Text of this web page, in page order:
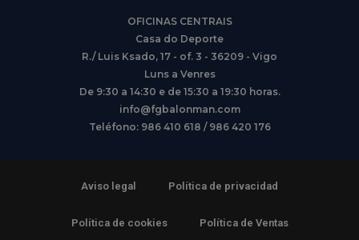
OFICINAS CENTRAIS
Casa do Deporte
R./ Luis Ksado, 17 - of. 3 - 36209 - Vigo
Luns a Venres
De 9:30 a 14:30 e de 15:30 a 19:30 horas.
info@fgbalonman.com
Teléfono: 986 410 618 / 986 420 176
Aviso legal Política de privacidad
Política de cookies Política de Ventas